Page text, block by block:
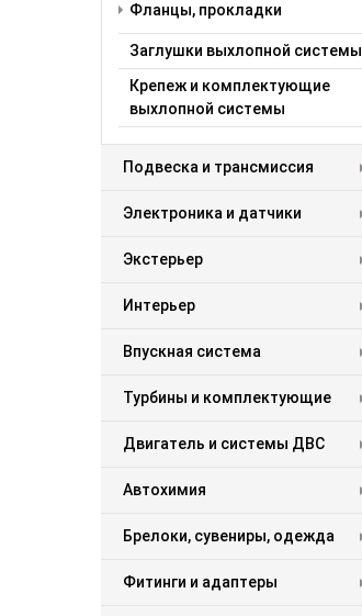
Фланцы, прокладки
Заглушки выхлопной системы
Крепеж и комплектующие
выхлопной системы
Подвеска и трансмиссия
Электроника и датчики
Экстерьер
Интерьер
Впускная система
Турбины и комплектующие
Двигатель и системы ДВС
Автохимия
Брелоки, сувениры, одежда
Фитинги и адаптеры